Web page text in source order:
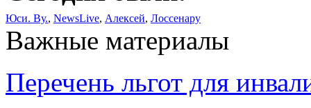
Юси. Ву., NewsLive, Алексей, Лоссенару
Важные материалы
Перечень льгот для